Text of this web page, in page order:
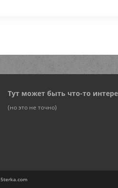
Тут может быть что-то
(но это не точно)
5terka.com